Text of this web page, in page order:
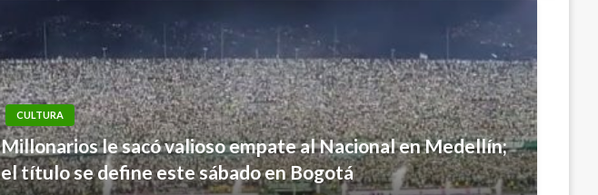
CULTURA
Millonarios le sacó valioso empate al Nacional en Medellín;
el título se define este sábado en Bogotá